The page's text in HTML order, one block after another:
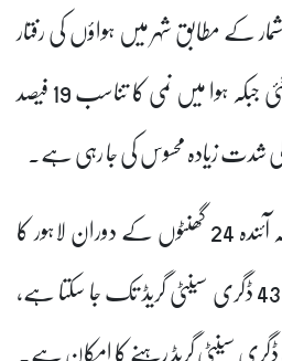
کے مطابق شہر میں ہواؤں کی رفتار
11 کلو میٹر فی گھنٹہ ریکارڈ کی گئی جبکہ ہوا میں نمی کا تناسب 19 فیصد
زیادہ محسوس کی جا رہی ہے۔
محکمہ موسمیات کا کہنا ہے کہ آئندہ 24 گھنٹوں کے دوران لاہور کا
زیادہ سے زیادہ درجہ حرارت 43 ڈگری سینٹی گریڈ تک جا سکتا ہے،